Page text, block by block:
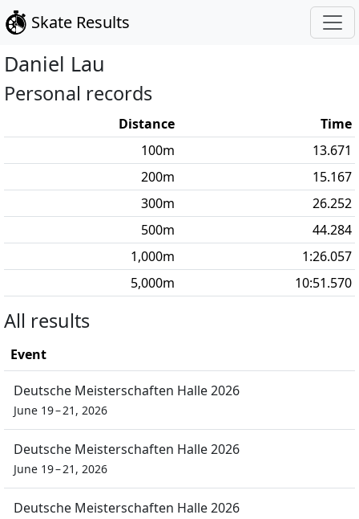
Skate Results
Daniel Lau
Personal records
Distance
Time
100m
13.671
200m
15.167
300m
26.252
500m
44.284
1,000m
1:26.057
5,000m 10:51.570
All results
Event
Deutsche Meisterschaften Halle 2026
June 19 – 21, 2026
Deutsche Meisterschaften Halle 2026
June 19 – 21, 2026
Deutsche Meisterschaften Halle 2026